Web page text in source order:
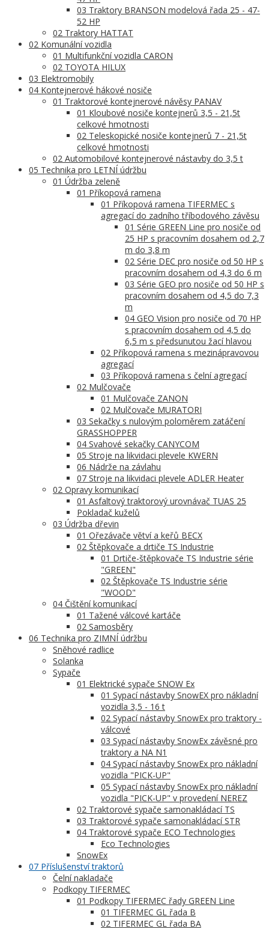
03 Traktory BRANSON modelová řada 25 - 47-
52 HP
02 Traktory HATTAT
02 Komunální vozidla
01 Multifunkční vozidla CARON
02 TOYOTA HILUX
03 Elektromobily
04 Kontejnerové hákové nosiče
01 Traktorové kontejnerové návěsy PANAV
01 Kloubové nosiče kontejnerů 3,5 - 21,5t
celkové hmotnosti
02 Teleskopické nosiče kontejnerů 7 - 21,5t
celkové hmotnosti
02 Automobilové kontejnerové nástavby do 3,5 t
05 Technika pro LETNÍ údržbu
01 Údržba zeleně
01 Příkopová ramena
01 Příkopová ramena TIFERMEC s
agregací do zadního tříbodového závěsu
01 Série GREEN Line pro nosiče od
25 HP s pracovním dosahem od 2,7
m do 3,8 m
02 Série DEC pro nosiče od 50 HP s
pracovním dosahem od 4,3 do 6 m
03 Série GEO pro nosiče od 50 HP s
pracovním dosahem od 4,5 do 7,3
m
04 GEO Vision pro nosiče od 70 HP
s pracovním dosahem od 4,5 do
6,5 m s předsunutou žací hlavou
02 Příkopová ramena s mezinápravovou
agregací
03 Příkopová ramena s čelní agregací
02 Mulčovače
01 Mulčovače ZANON
02 Mulčovače MURATORI
03 Sekačky s nulovým poloměrem zatáčení
GRASSHOPPER
04 Svahové sekačky CANYCOM
05 Stroje na likvidaci plevele KWERN
06 Nádrže na závlahu
07 Stroje na likvidaci plevele ADLER Heater
02 Opravy komunikací
01 Asfaltový traktorový urovnávač TUAS 25
Pokladač kuželů
03 Údržba dřevin
01 Ořezávače větví a keřů BECX
02 Štěpkovače a drtiče TS Industrie
01 Drtiče-štěpkovače TS Industrie série
"GREEN"
02 Štěpkovače TS Industrie série
"WOOD"
04 Čištění komunikací
01 Tažené válcové kartáče
02 Samosběry
06 Technika pro ZIMNÍ údržbu
Sněhové radlice
Solanka
Sypače
01 Elektrické sypače SNOW Ex
01 Sypací nástavby SnowEX pro nákladní
vozidla 3,5 - 16 t
02 Sypací nástavby SnowEx pro traktory -
válcové
03 Sypací nástavby SnowEx závěsné pro
traktory a NA N1
04 Sypací nástavby SnowEx pro nákladní
vozidla "PICK-UP"
05 Sypací nástavby SnowEx pro nákladní
vozidla "PICK-UP" v provedení NEREZ
02 Traktorové sypače samonakládací TS
03 Traktorové sypače samonakládací STR
04 Traktorové sypače ECO Technologies
Eco Technologies
SnowEx
07 Příslušenství traktorů
Čelní nakladače
Podkopy TIFERMEC
01 Podkopy TIFERMEC řady GREEN Line
01 TIFERMEC GL řada B
02 TIFERMEC GL řada BA